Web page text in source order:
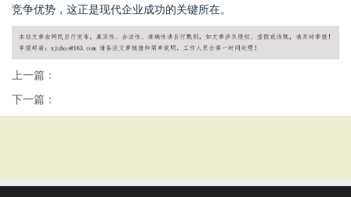
竞争优势，这正是现代企业成功的关键所在。
上一篇：
下一篇：